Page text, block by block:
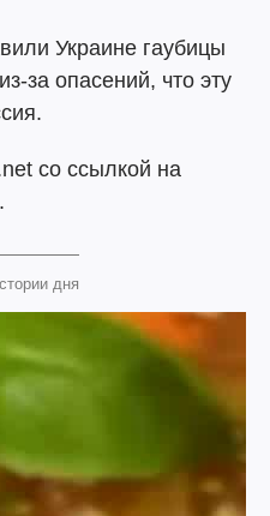
Украине гаубицы
за опасений, что эту
со ссылкой на
дня